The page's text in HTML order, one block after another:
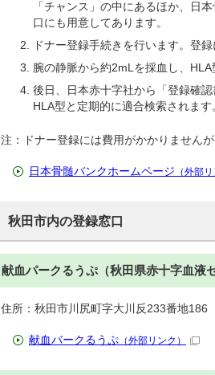
「チャンス」の中にあるほか、日
口にも用意してあります。
ドナー登録手続きを行います。登
腕の静脈から約2mLを採血し、
後日、日本赤十字社から「登録確
HLA型と定期的に適合検索されま
注：ドナー登録には費用がかかりません
日本骨髄バンクホームページ （外部リ
秋田市内の登録窓口
献血パークるうぷ（秋田県赤十字血液
住所：秋田市川尻町字大川反233番地186
献血バークるうぷ （外部リンク）